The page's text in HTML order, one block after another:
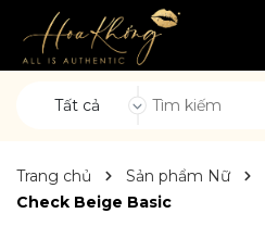
Tất cả
Trang chủ Sản phẩm Nữ
Check Beige Basic